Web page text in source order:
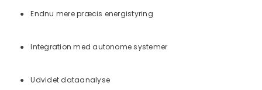
● Endnu mere præcis energistyring
● Integration med autonome systemer
● Udvidet dataanalyse